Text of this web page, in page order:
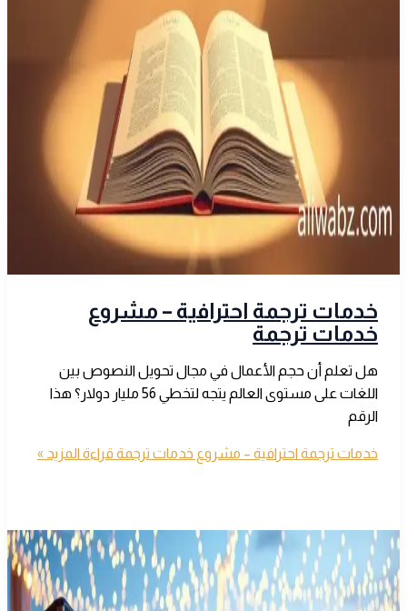
خدمات ترجمة احترافية – مشروع
خدمات ترجمة
هل تعلم أن حجم الأعمال في مجال تحويل النصوص بين
اللغات على مستوى العالم يتجه لتخطي 56 مليار دولار؟ هذا
الرقم
خدمات ترجمة احترافية – مشروع خدمات ترجمة قراءة المزيد »